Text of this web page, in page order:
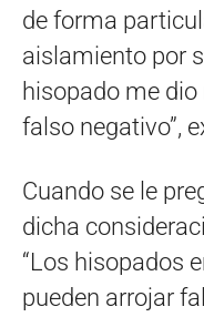
de forma
aislamiento por
hisopado me
falso negativo”,
Cuando se le
dicha
“Los hisopados
pueden arrojar